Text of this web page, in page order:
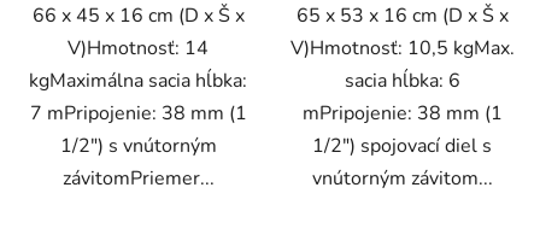
66 x 45 x 16 cm (D x Š x
V)Hmotnosť: 14
kgMaximálna sacia hĺbka:
7 mPripojenie: 38 mm (1
1/2") s vnútorným
závitomPriemer...
65 x 53 x 16 cm (D x Š x
V)Hmotnosť: 10,5 kgMax.
sacia hĺbka: 6
mPripojenie: 38 mm (1
1/2") spojovací diel s
vnútorným závitom...